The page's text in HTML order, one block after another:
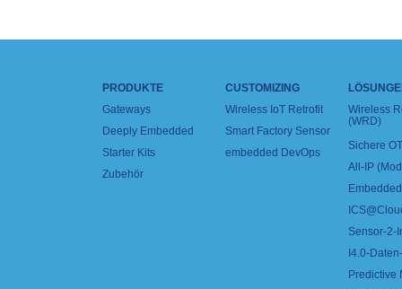
PRODUKTE
Gateways
Deeply Embedded
Starter Kits
Zubehör
CUSTOMIZING
Wireless IoT Retrofit
Smart Factory Sensor
embedded DevOps
Wireless
(WRD)
Sichere
All-IP
Sensor-2-
I4.0-
Predictive